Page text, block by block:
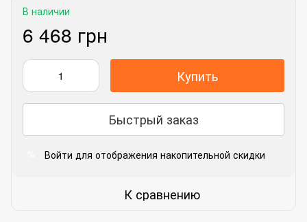
В наличии
6 468 грн
Купить
Быстрый заказ
Войти для отображения накопительной скидки
К сравнению